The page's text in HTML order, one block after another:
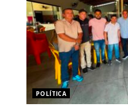
POLÍTICA